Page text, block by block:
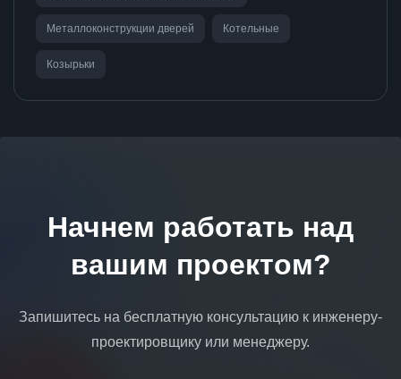
Металлоконструкции дверей Котельные
Козырьки
Начнем работать над
вашим проектом?
Запишитесь на бесплатную консультацию к инженеру-
проектировщику или менеджеру.